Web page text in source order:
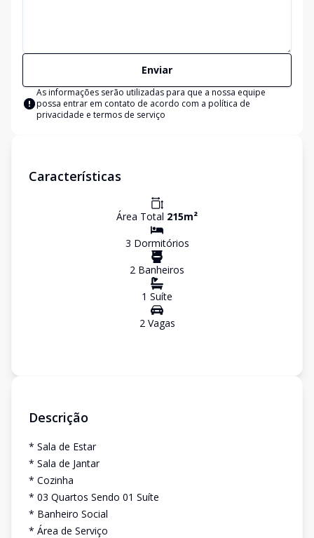
Enviar
As informações serão utilizadas para que a nossa equipe
possa entrar em contato de acordo com a política de
privacidade e termos de serviço
Características
Área Total 215m²
3 Dormitórios
2 Banheiros
1 Suíte
2Vagas
Descrição
* Sala de Estar
* Sala de Jantar
* Cozinha
* 03 Quartos Sendo 01 Suíte
* Banheiro Social
* Área de Serviço